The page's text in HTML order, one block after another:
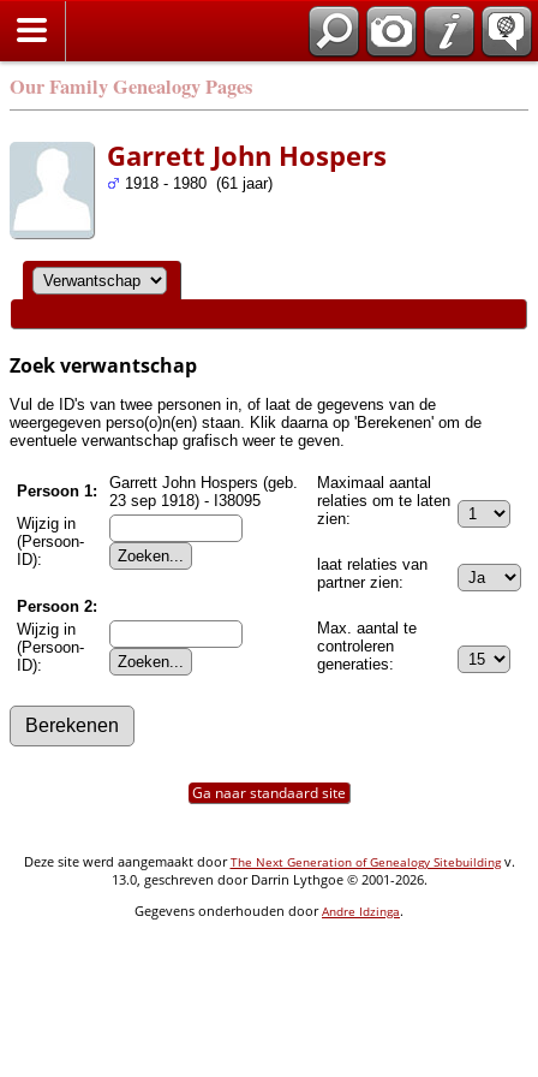
Our Family Genealogy Pages
Garrett John Hospers
1918 - 1980 (61 jaar)
Zoek verwantschap
Vul de ID's van twee personen in, of laat de gegevens van de
weergegeven perso(o)n(en) staan. Klik daarna op 'Berekenen' om de
eventuele verwantschap grafisch weer te geven.
Persoon 1:
Garrett John Hospers (geb.
23 sep 1918) - I38095
Wijzig in
(Persoon-
ID):
Persoon 2:
Wijzig in
(Persoon-
ID):
Maximaal aantal
relaties om te laten
zien:
laat relaties van
partner zien:
Max. aantal te
controleren
generaties:
Ga naar standaard site
Deze site werd aangemaakt doorThe Next Generation of Genealogy Sitebuildingv.
13.0, geschreven door Darrin Lythgoe © 2001-2026.
Gegevens onderhouden doorAndre Idzinga.